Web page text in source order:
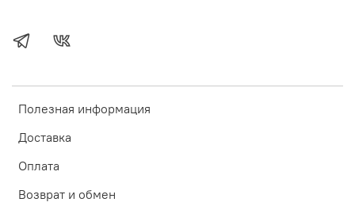
Полезная информация
Доставка
Оплата
Возврат и обмен